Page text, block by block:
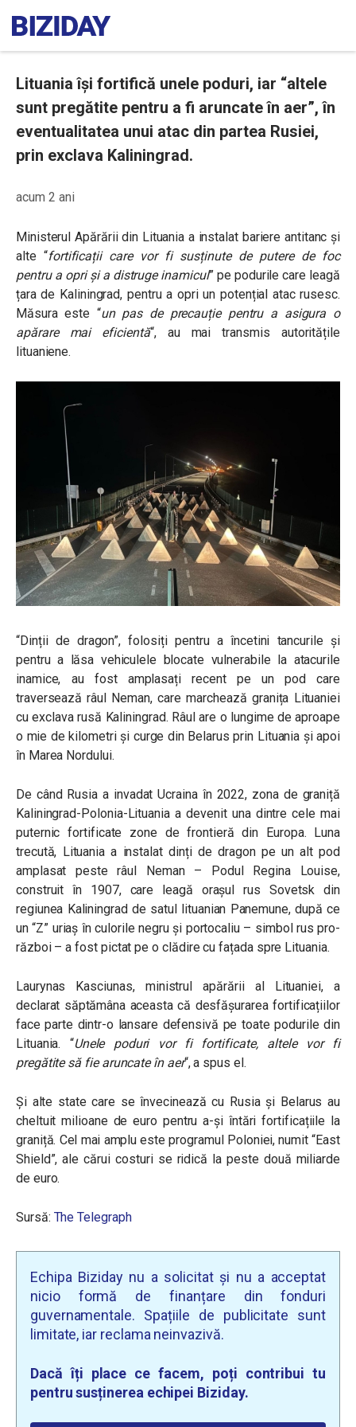
Lituania își fortifică unele poduri, iar “altele
sunt pregătite pentru a fi aruncate în aer”, în
eventualitatea unui atac din partea Rusiei,
prin exclava Kaliningrad.
acum 2 ani
Ministerul Apărării din Lituania a instalat bariere antitanc și
alte “fortificații care vor fi susținute de putere de foc
pentru a opri și a distruge inamicul” pe podurile care leagă
țara de Kaliningrad, pentru a opri un potențial atac rusesc.
Măsura este “un pas de precauție pentru a asigura o
apărare mai eficientă“, au mai transmis autoritățile
lituaniene.
“Dinții de dragon”, folosiți pentru a încetini tancurile și
pentru a lăsa vehiculele blocate vulnerabile la atacurile
inamice, au fost amplasați recent pe un pod care
traversează râul Neman, care marchează granița Lituaniei
cu exclava rusă Kaliningrad. Râul are o lungime de aproape
o mie de kilometri și curge din Belarus prin Lituania și apoi
în Marea Nordului.
De când Rusia a invadat Ucraina în 2022, zona de graniță
Kaliningrad-Polonia-Lituania a devenit una dintre cele mai
puternic fortificate zone de frontieră din Europa. Luna
trecută, Lituania a instalat dinți de dragon pe un alt pod
amplasat peste râul Neman – Podul Regina Louise,
construit în 1907, care leagă orașul rus Sovetsk din
regiunea Kaliningrad de satul lituanian Panemune, după ce
un “Z” uriaș în culorile negru și portocaliu – simbol rus pro-
război – a fost pictat pe o clădire cu fațada spre Lituania.
Laurynas Kasciunas, ministrul apărării al Lituaniei, a
declarat săptămâna aceasta că desfășurarea fortificațiilor
face parte dintr-o lansare defensivă pe toate podurile din
Lituania. “Unele poduri vor fi fortificate, altele vor fi
pregătite să fie aruncate în aer“, a spus el.
Și alte state care se învecinează cu Rusia și Belarus au
cheltuit milioane de euro pentru a-și întări fortificațiile la
graniță. Cel mai amplu este programul Poloniei, numit “East
Shield”, ale cărui costuri se ridică la peste două miliarde
de euro.
Sursă: The Telegraph
Echipa Biziday nu a solicitat și nu a acceptat
nicio formă de finanțare din fonduri
guvernamentale. Spațiile de publicitate sunt
limitate, iar reclama neinvazivă.
Dacă îți place ce facem, poți contribui tu
pentru susținerea echipei Biziday.